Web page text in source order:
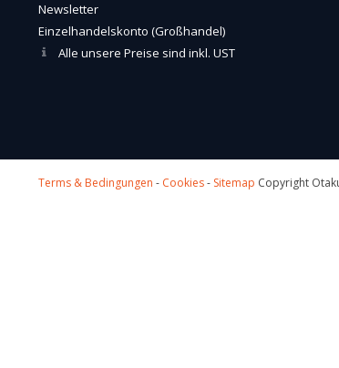
Newsletter
Einzelhandelskonto (Großhandel)
Alle unsere Preise sind inkl. UST
Terms & Bedingungen - Cookies- Sitemap Copyright